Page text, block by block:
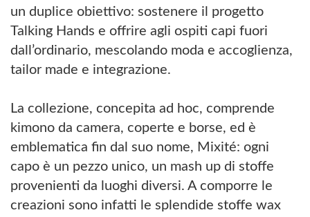
un duplice obiettivo: sostenere il progetto
Talking Hands e offrire agli ospiti capi fuori
dall’ordinario, mescolando moda e accoglienza,
tailor made e integrazione.
La collezione, concepita ad hoc, comprende
kimono da camera, coperte e borse, ed è
emblematica fin dal suo nome, Mixité: ogni
capo è un pezzo unico, un mash up di stoffe
provenienti da luoghi diversi. A comporre le
creazioni sono infatti le splendide stoffe wax